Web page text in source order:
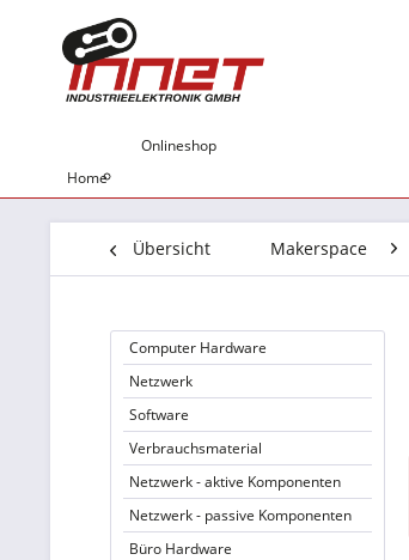
Home
Onlineshop
Übersicht Makerspace
Computer Hardware
Netzwerk
Software
Verbrauchsmaterial
Netzwerk - aktive Komponenten
Netzwerk - passive Komponenten
Büro Hardware